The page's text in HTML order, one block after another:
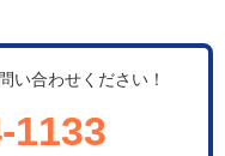
い合わせください！
1133